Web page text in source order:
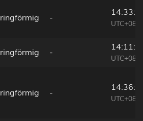
ringförmig -
ringförmig -
ringförmig -